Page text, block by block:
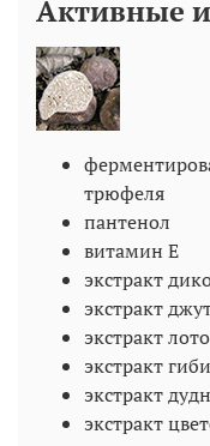
Активные
трюфеля
пантенол
витамин Е
экстракт
экстракт
экстракт
экстракт
экстракт
экстракт